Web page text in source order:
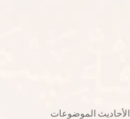
الأحاديث الموضوعات